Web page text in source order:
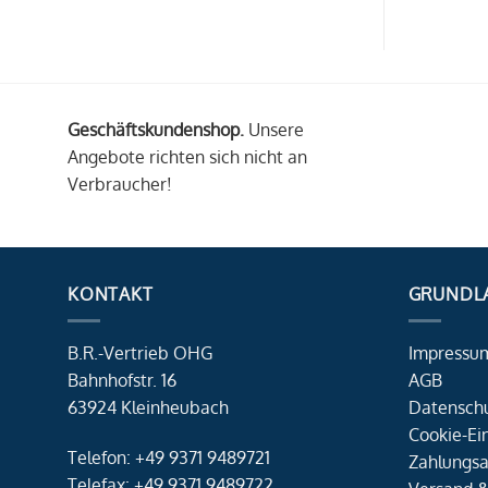
Geschäftskundenshop. Unsere
Angebote richten sich nicht an
Verbraucher!
KONTAKT
B.R.-Vertrieb OHG
Bahnhofstr. 16
63924 Kleinheubach
Telefon: +49 9371 9489721
AGB
Cookie-